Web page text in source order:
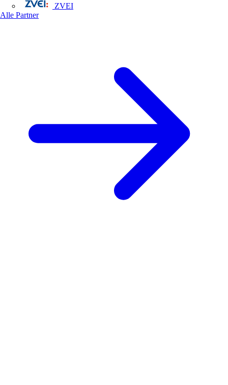
ZVEI
Alle Partner